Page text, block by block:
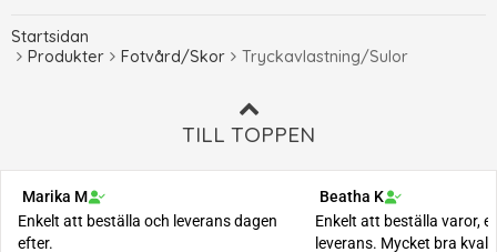
Startsidan
Produkter
Fotvård/Skor Tryckavlastning/Sulor
TILL TOPPEN